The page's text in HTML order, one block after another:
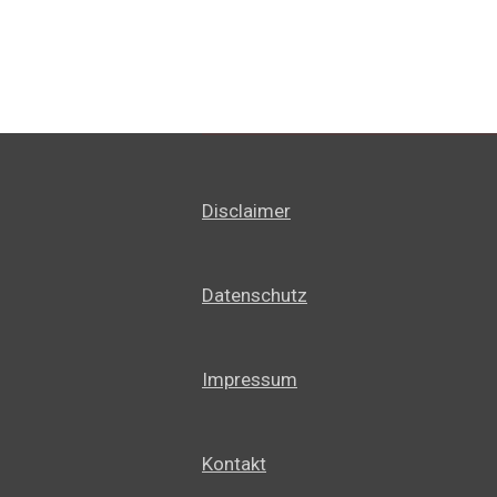
Disclaimer
Datenschutz
Impressum
Kontakt